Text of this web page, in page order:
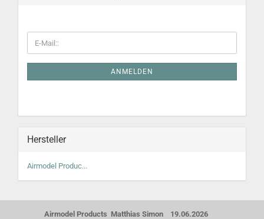
ANMELDEN
Hersteller
Airmodel Produc...
Airmodel Products Matthias Simon 19.06.2026